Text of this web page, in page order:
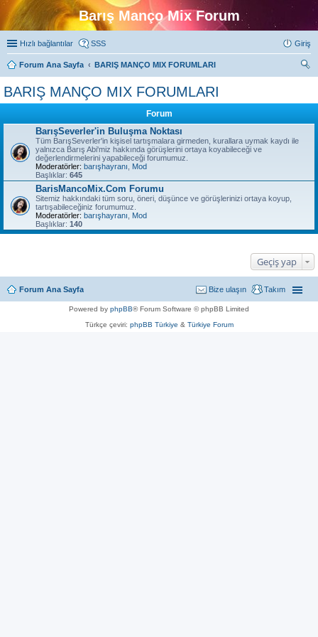
Barış Manço Mix Forum
Hızlı bağlantılar SSS Giriş
Forum Ana Sayfa
BARIŞ MANÇO MIX FORUMLARI
BARIŞ MANÇO MIX FORUMLARI
Forum
BarışSeverler'in Buluşma Noktası
Tüm BarışSeverler'in kişisel tartışmalara girmeden, kurallara uymak kaydı ile
yalnızca Barış Abi'miz hakkında görüşlerini ortaya koyabileceği ve
değerlendirmelerini yapabileceği forumumuz.
Moderatörler: barışhayranı
Mod
Başlıklar: 645
BarisMancoMix.Com Forumu
Sitemiz hakkındaki tüm soru, öneri, düşünce ve görüşlerinizi ortaya koyup,
tartışabileceğiniz forumumuz.
Moderatörler: barışhayranı
Mod
Başlıklar: 140
Geçiş yap
Forum Ana Sayfa Takım
Bize ulaşın
Powered by phpBB® Forum Software © phpBB Limited
Türkçe çeviri: phpBB Türkiye & Türkiye Forum